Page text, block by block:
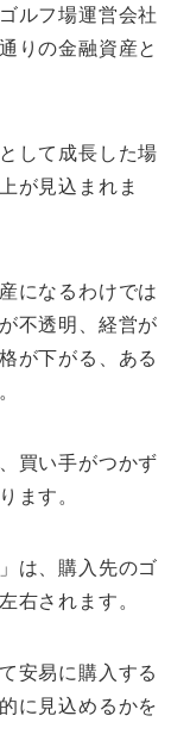
ルフ場運営会社
りの金融資産と
して成長した場
が見込まれま
になるわけでは
不透明、経営が
が下がる、ある
買い手がつかず
ます。
は、購入先のゴ
右されます。
安易に購入する
に見込めるかを